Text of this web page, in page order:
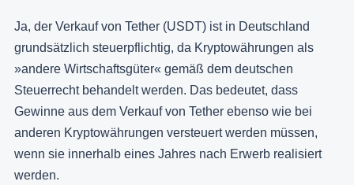
Ja, der Verkauf von Tether (USDT) ist in Deutschland
grundsätzlich steuerpflichtig, da Kryptowährungen als
»andere Wirtschaftsgüter« gemäß dem deutschen
Steuerrecht behandelt werden. Das bedeutet, dass
Gewinne aus dem Verkauf von Tether ebenso wie bei
anderen Kryptowährungen versteuert werden müssen,
wenn sie innerhalb eines Jahres nach Erwerb realisiert
werden.